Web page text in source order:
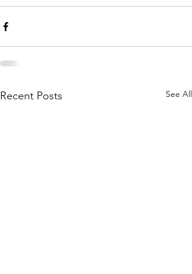
Recent Posts See All